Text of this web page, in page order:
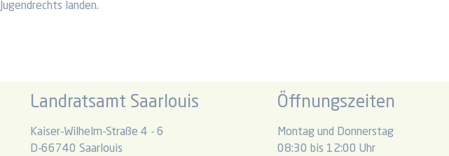
Jugendrechts landen.
Landratsamt Saarlouis
Kaiser-Wilhelm-Straße 4 - 6
D-66740 Saarlouis
Öffnungszeiten
Montag und Donnerstag
08:30 bis 12:00 Uhr